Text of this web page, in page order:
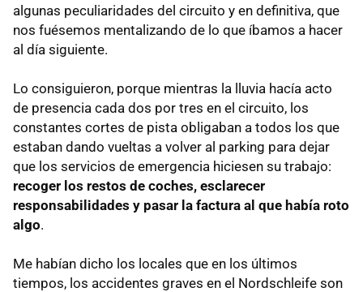
algunas peculiaridades del circuito y en definitiva, que
nos fuésemos mentalizando de lo que íbamos a hacer
al día siguiente.
Lo consiguieron, porque mientras la lluvia hacía acto
de presencia cada dos por tres en el circuito, los
constantes cortes de pista obligaban a todos los que
estaban dando vueltas a volver al parking para dejar
que los servicios de emergencia hiciesen su trabajo:
recoger los restos de coches, esclarecer
responsabilidades y pasar la factura al que había roto
algo.
Me habían dicho los locales que en los últimos
tiempos, los accidentes graves en el Nordschleife son